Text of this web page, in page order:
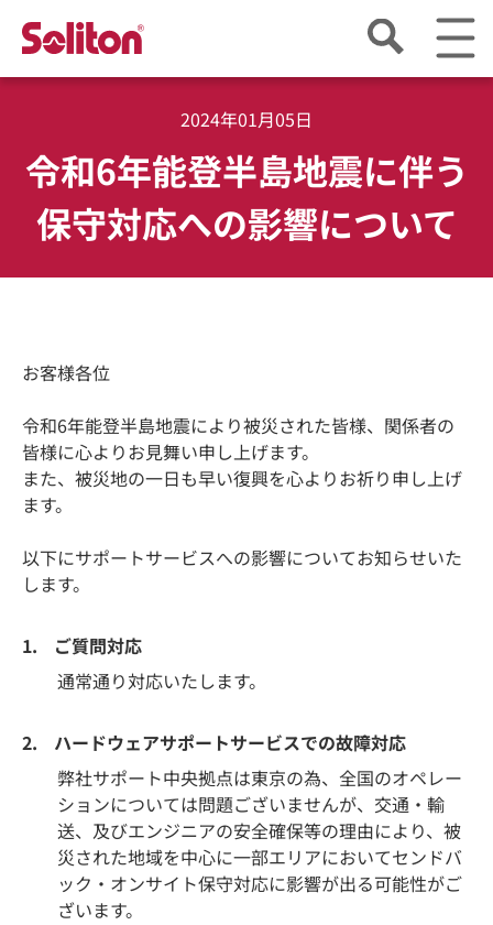
2024年01月05日
令和6年能登半島地震に伴う
保守対応への影響について
お客様各位
令和6年能登半島地震により被災された皆様、関係者の
皆様に心よりお見舞い申し上げます。
また、被災地の一日も早い復興を心よりお祈り申し上げ
ます。
以下にサポートサービスへの影響についてお知らせいた
します。
1.
ご質問対応
通常通り対応いたします。
2.
ハードウェアサポートサービスでの故障対応
弊社サポート中央拠点は東京の為、全国のオペレー
ションについては問題ございませんが、交通・輸
送、及びエンジニアの安全確保等の理由により、被
災された地域を中心に一部エリアにおいてセンドバ
ック・オンサイト保守対応に影響が出る可能性がご
ざいます。